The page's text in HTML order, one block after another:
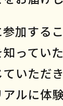
加する
ってい
いただ
ルに体